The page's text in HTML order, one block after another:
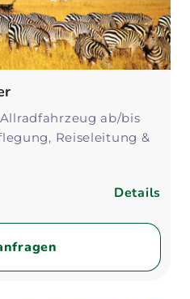
ab/bis
Reiseleitung &
Details